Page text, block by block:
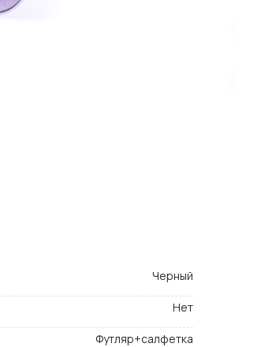
Черный
Нет
Футляр+салфетка